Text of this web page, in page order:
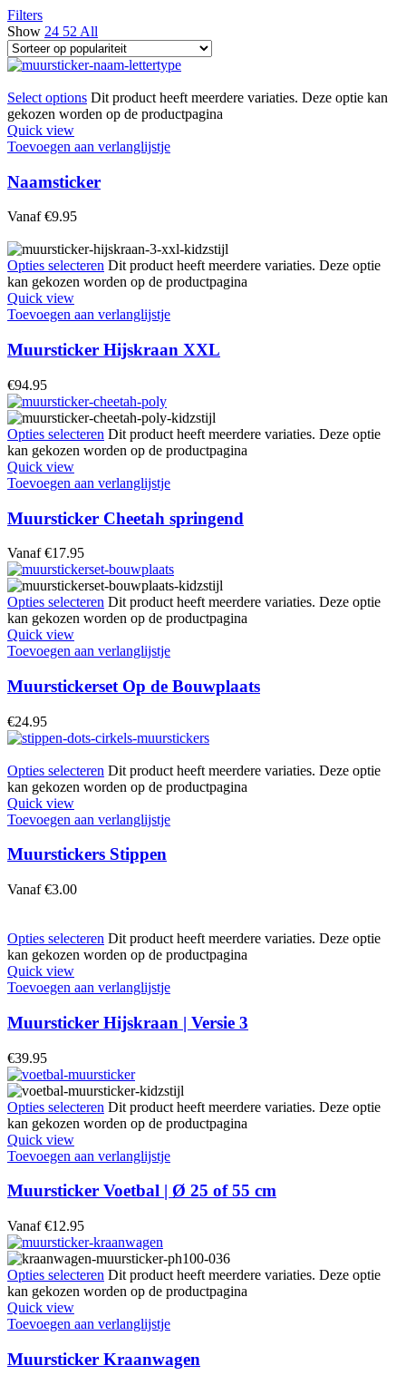
Filters
Show 24 52 All
Select options Dit product heeft meerdere variaties. Deze optie kan
gekozen worden op de productpagina
Quick view
Toevoegen aan verlanglijstje
Naamsticker
Vanaf €9.95
Opties selecteren Dit product heeft meerdere variaties. Deze optie
kan gekozen worden op de productpagina
Quick view
Toevoegen aan verlanglijstje
Muursticker Hijskraan XXL
€94.95
Opties selecteren Dit product heeft meerdere variaties. Deze optie
kan gekozen worden op de productpagina
Quick view
Toevoegen aan verlanglijstje
Muursticker Cheetah springend
Vanaf €17.95
Opties selecteren Dit product heeft meerdere variaties. Deze optie
kan gekozen worden op de productpagina
Quick view
Toevoegen aan verlanglijstje
Muurstickerset Op de Bouwplaats
€24.95
Opties selecteren Dit product heeft meerdere variaties. Deze optie
kan gekozen worden op de productpagina
Quick view
Toevoegen aan verlanglijstje
Muurstickers Stippen
Vanaf €3.00
Opties selecteren Dit product heeft meerdere variaties. Deze optie
kan gekozen worden op de productpagina
Quick view
Toevoegen aan verlanglijstje
Muursticker Hijskraan | Versie 3
€39.95
Opties selecteren Dit product heeft meerdere variaties. Deze optie
kan gekozen worden op de productpagina
Quick view
Toevoegen aan verlanglijstje
Muursticker Voetbal | Ø 25 of 55 cm
Vanaf €12.95
Opties selecteren Dit product heeft meerdere variaties. Deze optie
kan gekozen worden op de productpagina
Quick view
Toevoegen aan verlanglijstje
Muursticker Kraanwagen